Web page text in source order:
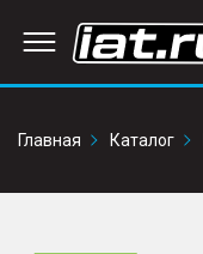
Главная
Каталог